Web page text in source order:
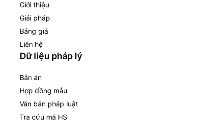
Giới thiệu
Giải pháp
Bảng giá
Liên hệ
Dữ liệu pháp lý
Bản án
Hợp đồng mẫu
Văn bản pháp luật
Tra cứu mã HS